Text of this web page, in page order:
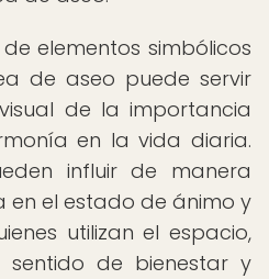
elementos simbólicos
de aseo puede servir
de la importancia
en la vida diaria.
influir de manera
en el estado de ánimo y
utilizan el espacio,
de bienestar y